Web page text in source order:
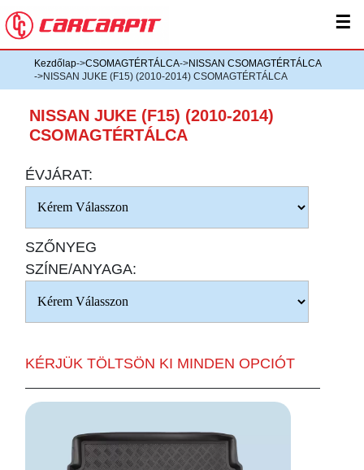
☰
Kezdőlap->CSOMAGTÉRTÁLCA->NISSAN CSOMAGTÉRTÁLCA
->NISSAN JUKE (F15) (2010-2014) CSOMAGTÉRTÁLCA
NISSAN JUKE (F15) (2010-2014)
CSOMAGTÉRTÁLCA
ÉVJÁRAT:
SZŐNYEG
SZÍNE/ANYAGA:
KÉRJÜK TÖLTSÖN KI MINDEN OPCIÓT